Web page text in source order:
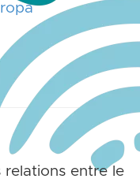
relations entre le